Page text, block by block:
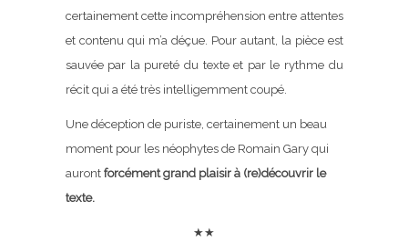
certainement cette incompréhension entre attentes
et contenu qui m’a déçue. Pour autant, la pièce est
sauvée par la pureté du texte et par le rythme du
récit qui a été très intelligemment coupé.
Une déception de puriste, certainement un beau
moment pour les néophytes de Romain Gary qui
auront forcément grand plaisir à (re)découvrir le
texte.
★★